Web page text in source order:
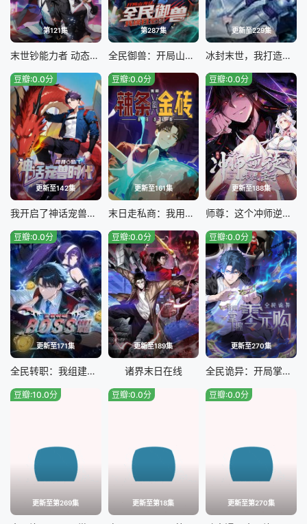
第121集
末世钞能力者 动态漫画
第287集
全民御兽：开局山海经，我横扫全球
更新至229集
冰封末世，我打造完美领地
更新至142集
豆瓣:0.0分
我开启了神话宠兽时代
更新至161集
豆瓣:0.0分
末日走私商：我用辣条换金砖
更新至188集
豆瓣:0.0分
师尊：这个冲师逆徒才不是圣子
更新至171集
豆瓣:0.0分
全民转职：我组建了BOSS军团
更新至189集
豆瓣:0.0分
诸界末日在线
更新至270集
豆瓣:0.0分
全民诡异：开局掌握零元购
更新至第269集
豆瓣:10.0分
更新至第18集
豆瓣:0.0分
更新至第270集
豆瓣:0.0分